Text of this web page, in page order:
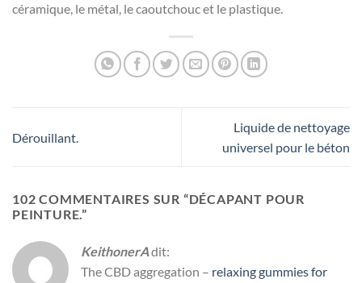
céramique, le métal, le caoutchouc et le plastique.
Dérouillant.
Liquide de nettoyage
universel pour le béton
102 COMMENTAIRES SUR “DÉCAPANT POUR
PEINTURE.”
KeithonerAdit:
The CBD aggregation – relaxing gummies for